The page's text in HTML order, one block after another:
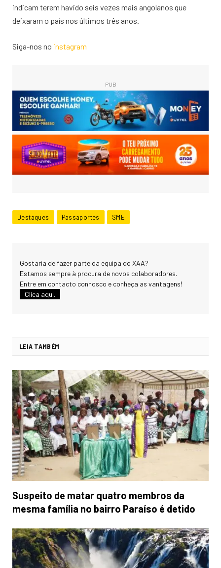
indicam terem havido seis vezes mais angolanos que
deixaram o país nos últimos três anos.
Siga-nos no instagram
PUB
Destaques Passaportes SME
Gostaria de fazer parte da equipa do XAA?
Estamos sempre à procura de novos colaboradores.
Entre em contacto connosco e conheça as vantagens!
Clica aqui.
LEIA TAMBÉM
Suspeito de matar quatro membros da
mesma família no bairro Paraíso é detido